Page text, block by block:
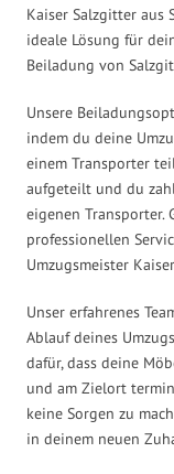
Kaiser Salzgitter
ideale Lösung für
Beiladung von
Unsere
indem du deine
einem Transporter
aufgeteilt und du
eigenen
professionellen
Umzugsmeister
Unser erfahrenes
Ablauf deines
dafür, dass deine
und am Zielort
keine Sorgen zu
in deinem neuen